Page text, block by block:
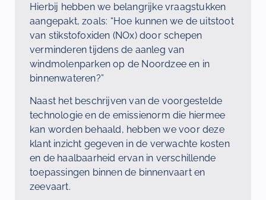
Hierbij hebben we belangrijke vraagstukken
aangepakt, zoals: “Hoe kunnen we de uitstoot
van stikstofoxiden (NOx) door schepen
verminderen tijdens de aanleg van
windmolenparken op de Noordzee en in
binnenwateren?”
Naast het beschrijven van de voorgestelde
technologie en de emissienorm die hiermee
kan worden behaald, hebben we voor deze
klant inzicht gegeven in de verwachte kosten
en de haalbaarheid ervan in verschillende
toepassingen binnen de binnenvaart en
zeevaart.